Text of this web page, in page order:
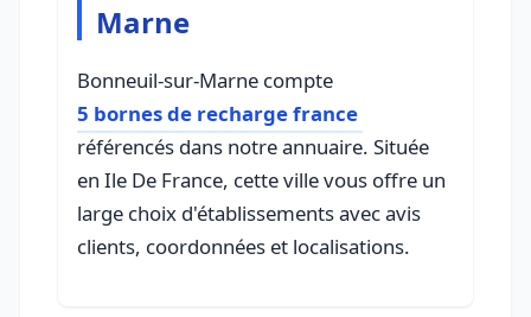
Marne
Bonneuil-sur-Marne compte
5 bornes de recharge france
référencés dans notre annuaire. Située
en Ile De France, cette ville vous offre un
large choix d'établissements avec avis
clients, coordonnées et localisations.